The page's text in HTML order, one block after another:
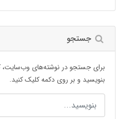
جستجو
برای جستجو در نوشته‌های وب‌سایت،
بنویسید و بر روی دکمه کلیک کنید.